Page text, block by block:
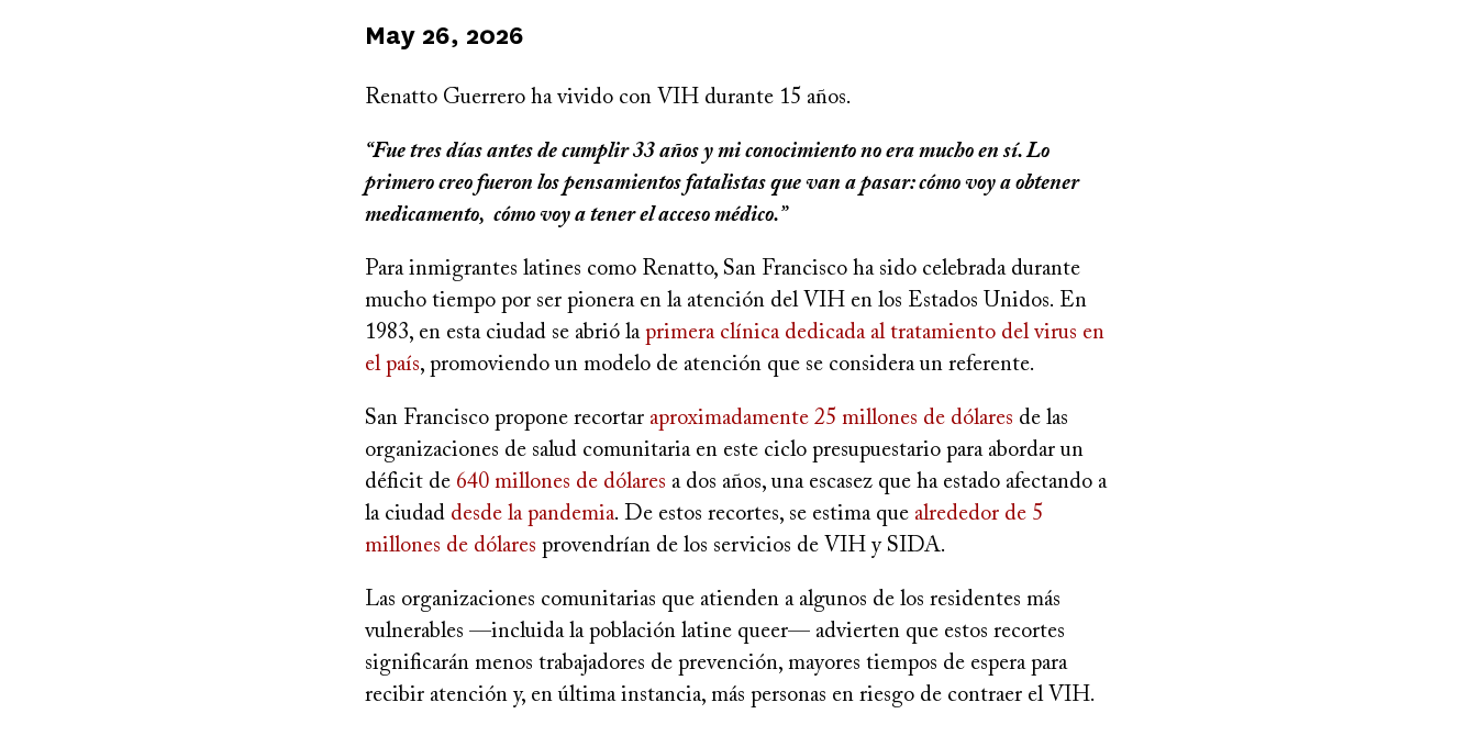
Published
May 26, 2026
Renatto Guerrero ha vivido con VIH durante 15 años.
“Fue tres días antes de cumplir 33 años y mi conocimiento no era mucho en sí. Lo
primero creo fueron los pensamientos fatalistas que van a pasar: cómo voy a obtener
medicamento, cómo voy a tener el acceso médico.”
Para inmigrantes latines como Renatto, San Francisco ha sido celebrada durante
mucho tiempo por ser pionera en la atención del VIH en los Estados Unidos. En
1983, en esta ciudad se abrió la primera clínica dedicada al tratamiento del virus en
el país, promoviendo un modelo de atención que se considera un referente.
San Francisco propone recortar aproximadamente 25 millones de dólares de las
organizaciones de salud comunitaria en este ciclo presupuestario para abordar un
déficit de 640 millones de dólares a dos años, una escasez que ha estado afectando a
la ciudad desde la pandemia. De estos recortes, se estima que alrededor de 5
millones de dólares provendrían de los servicios de VIH y SIDA.
Las organizaciones comunitarias que atienden a algunos de los residentes más
vulnerables —incluida la población latine queer— advierten que estos recortes
significarán menos trabajadores de prevención, mayores tiempos de espera para
recibir atención y, en última instancia, más personas en riesgo de contraer el VIH.